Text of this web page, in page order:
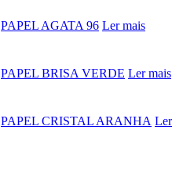
PAPEL AGATA 96 Ler mais
PAPEL BRISA VERDE Ler mais
PAPEL CRISTAL ARANHA